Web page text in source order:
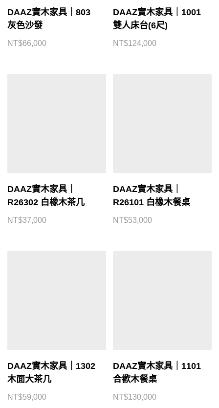
DAAZ實木家具｜803
灰色沙發
NT$66,000
DAAZ實木家具｜1001
雙人床台(6尺)
NT$124,000
DAAZ實木家具｜
R26302 白橡木茶几
NT$37,000
DAAZ實木家具｜
R26101 白橡木餐桌
NT$53,000
DAAZ實木家具｜1302
木面大茶几
NT$59,000
DAAZ實木家具｜1101
合歡木餐桌
NT$130,000